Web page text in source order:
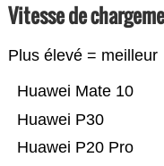
Vitesse de
Plus élevé = meilleur
Huawei P20 Pro
Huawei P30
Huawei Mate 10